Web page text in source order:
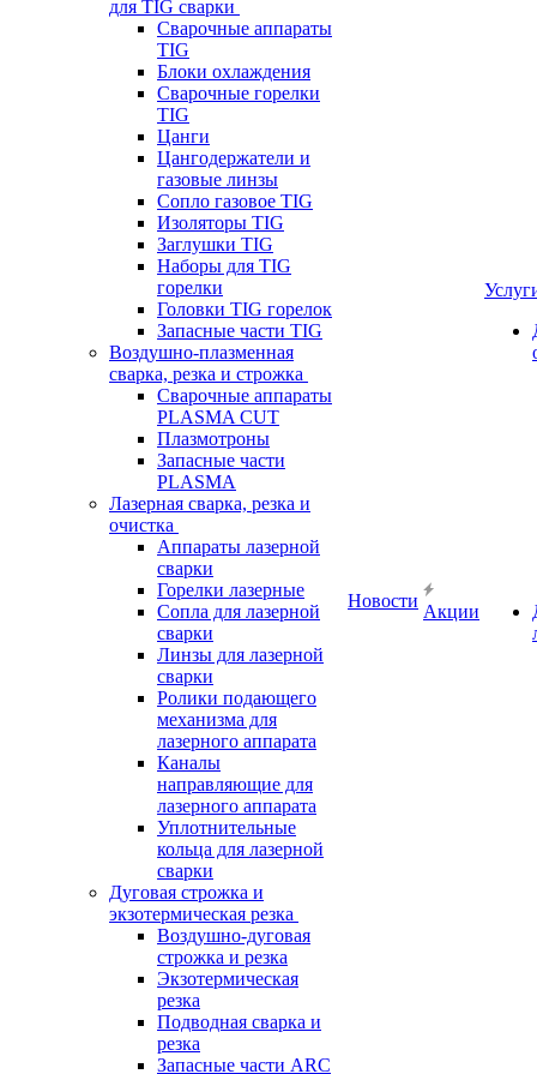
для TIG сварки
Сварочные аппараты
TIG
Блоки охлаждения
Сварочные горелки
TIG
Цанги
Цангодержатели и
газовые линзы
Сопло газовое TIG
Изоляторы TIG
Заглушки TIG
Наборы для TIG
горелки
Головки TIG горелок
Запасные части TIG
Воздушно-плазменная
сварка, резка и строжка
Сварочные аппараты
PLASMA CUT
Плазмотроны
Запасные части
PLASMA
Лазерная сварка, резка и
очистка
Аппараты лазерной
сварки
Горелки лазерные
Сопла для лазерной
сварки
Линзы для лазерной
сварки
Ролики подающего
механизма для
лазерного аппарата
Каналы
направляющие для
лазерного аппарата
Уплотнительные
кольца для лазерной
сварки
Дуговая строжка и
экзотермическая резка
Воздушно-дуговая
строжка и резка
Экзотермическая
резка
Подводная сварка и
резка
Запасные части ARC
Новости
Акции